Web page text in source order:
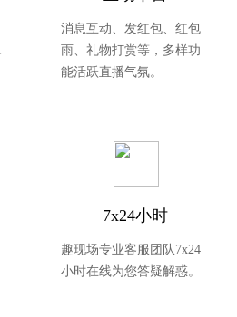
消息互动、发红包、红包
雨、礼物打赏等，多样功
能活跃直播气氛。
7x24小时
趣现场专业客服团队7x24
小时在线为您答疑解惑。